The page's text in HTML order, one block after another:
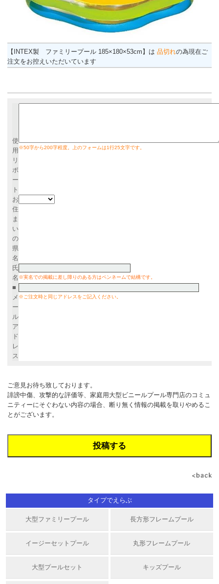
【INTEX製 ファミリープール 185×180×53cm】は 品切れの為現在ご
注文をお控えいただいています
使
用
リ
ポ
ー
ト
※50字から200字程度。上のフォームは1行25文字です。
お
住
ま
い
の
県
名
氏
名 ※実名での掲載に差し障りのある方はペンネームで結構です。
■
メ
ー
ル
ア
ド
レ
ス
※ご注文時と同じアドレスをご記入ください。
ご意見お待ち致しております。
誹謗中傷、攻撃的な評価等、家庭用大型ビニールプール専門店のコミュ
ニティーにそぐわない内容の場合、断り無く情報の掲載を取りやめるこ
とがございます。
タイプでえらぶ
大型ファミリープール 長方形フレームプール
イージーセットプール 丸形フレームプール
大型プールセット キッズプール